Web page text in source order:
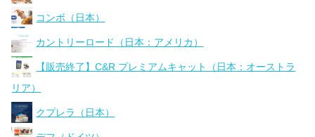
コンボ（日本）
カントリーロード（日本：アメリカ）
【販売終了】C&R プレミアムキャット（日本：オーストラ
リア）
クプレラ（日本）